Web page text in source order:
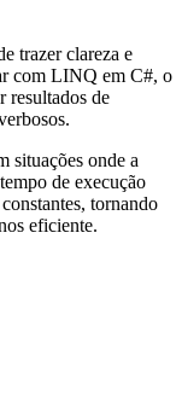
trazer clareza e
com LINQ em C#, o
resultados de
situações onde a
de execução
tornando
eficiente.